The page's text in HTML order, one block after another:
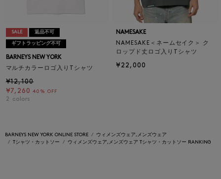
SALE 返品不可
ギフトラッピング不可
BARNEYS NEW YORK
マルチカラーロゴ入りTシャツ
¥12,100
¥7,260 40% OFF
2 colors
NAMESAKE
NAMESAKE＜ネームセイク＞ ク
ロップド丈ロゴ入りTシャツ
¥22,000
BARNEYS NEW YORK ONLINE STORE
ウィメンズウェア,メンズウェア
Tシャツ・カットソー
ウィメンズウェア,メンズウェア Tシャツ・カットソー RANKING